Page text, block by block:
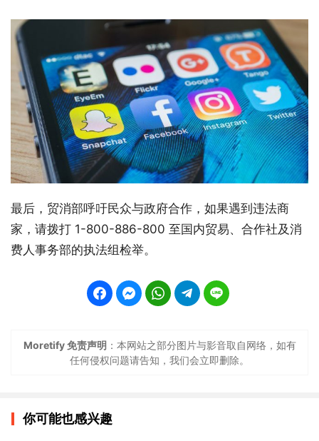
最后，贸消部呼吁民众与政府合作，如果遇到违法商
家，请拨打 1-800-886-800 至国内贸易、合作社及消
费人事务部的执法组检举。
Moretify 免责声明 ：本网站之部分图片与影音取自网络，如有
任何侵权问题请告知，我们会立即删除。
你可能也感兴趣